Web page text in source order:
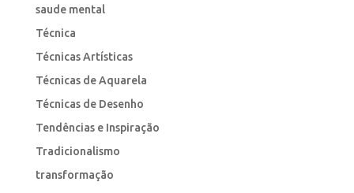
saude mental
Técnica
Técnicas Artísticas
Técnicas de Aquarela
Técnicas de Desenho
Tendências e Inspiração
Tradicionalismo
transformação